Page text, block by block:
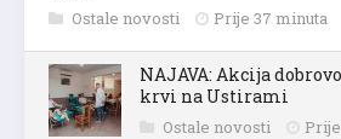
Ostale novosti Prije 37 minuta
NAJAVA: Akcija
krvi na Ustirami
Ostale novosti